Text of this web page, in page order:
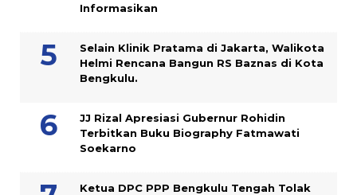
Informasikan
Selain Klinik Pratama di Jakarta, Walikota
Helmi Rencana Bangun RS Baznas di Kota
Bengkulu.
JJ Rizal Apresiasi Gubernur Rohidin
Terbitkan Buku Biography Fatmawati
Soekarno
Ketua DPC PPP Bengkulu Tengah Tolak